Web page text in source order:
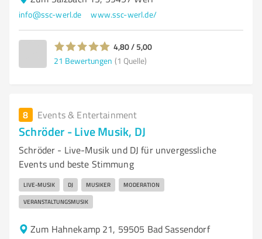
info@ssc-werl.de www.ssc-werl.de/
4,80 / 5,00
21 Bewertungen (1 Quelle)
8 Events & Entertainment
Schröder - Live Musik, DJ
Schröder - Live-Musik und DJ für unvergessliche
Events und beste Stimmung
LIVE-MUSIK DJ MUSIKER MODERATION
VERANSTALTUNGSMUSIK
Zum Hahnekamp 21, 59505 Bad Sassendorf